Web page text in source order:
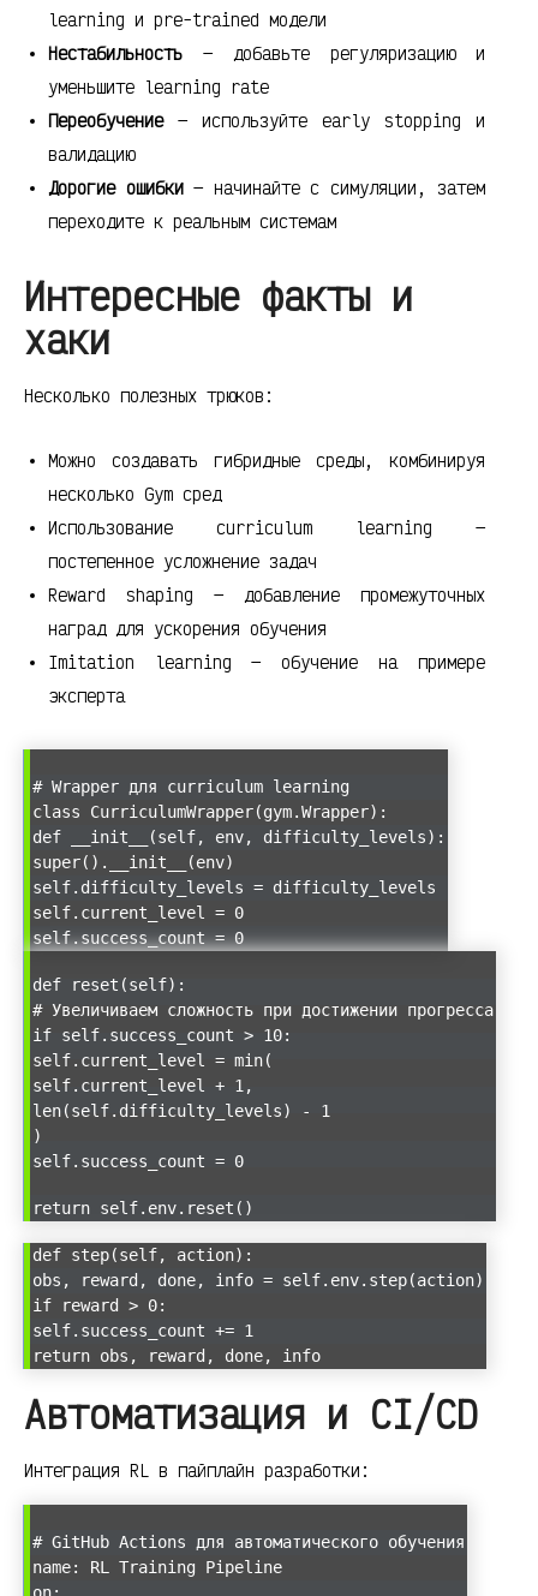
learning и pre-trained модели
Нестабильность — добавьте регуляризацию и
уменьшите learning rate
Переобучение— используйте early stopping и
валидацию
Дорогие ошибки— начинайте с симуляции, затем
переходите к реальным системам
Интересные факты и
хаки
Несколько полезных трюков:
Можно создавать гибридные среды, комбинируя
несколько Gym сред
Использование curriculum learning —
постепенное усложнение задач
Reward shaping — добавление промежуточных
наград для ускорения обучения
Imitation learning — обучение на примере
эксперта
# Wrapper для curriculum learning
class CurriculumWrapper(gym.Wrapper):
def __init__(self, env, difficulty_levels):
super().__init__(env)
self.difficulty_levels = difficulty_levels
self.current_level = 0
self.success_count = 0
def reset(self):
# Увеличиваем сложность при достижении прогресса
if self.success_count > 10:
self.current_level = min(
self.current_level + 1,
len(self.difficulty_levels) - 1
)
self.success_count = 0
return self.env.reset()
def step(self, action):
obs, reward, done, info = self.env.step(action)
if reward > 0:
self.success_count += 1
return obs, reward, done, info
Автоматизация и CI/CD
Интеграция RL в пайплайн разработки:
# GitHub Actions для автоматического обучения
name: RL Training Pipeline
on: